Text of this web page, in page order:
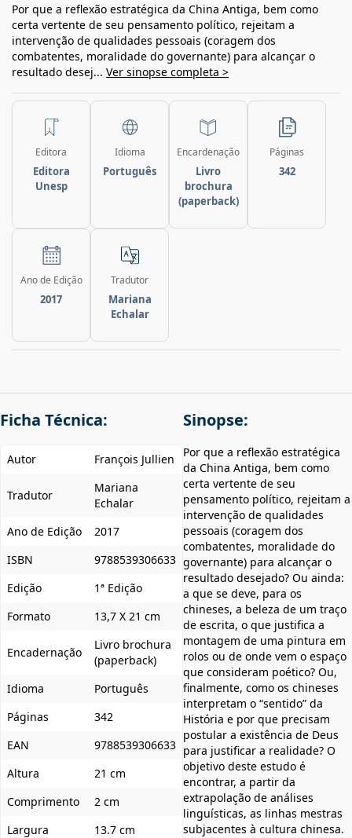
Por que a reflexão estratégica da China Antiga, bem como
certa vertente de seu pensamento político, rejeitam a
intervenção de qualidades pessoais (coragem dos
combatentes, moralidade do governante) para alcançar o
resultado desej... Ver sinopse completa >
Editora
Editora
Unesp
Idioma
Português
Encardenação
Livro
brochura
(paperback)
Páginas
342
Ano de Edição
2017
Tradutor
Mariana
Echalar
Ficha Técnica:
Autor François Jullien
Tradutor
Mariana
Echalar
Ano de Edição
2017
ISBN
9788539306633
Edição
1ª Edição
Formato
13,7 X 21 cm
Encadernação
Livro brochura
(paperback)
Idioma
Português
Páginas
342
EAN
9788539306633
Altura
21 cm
Comprimento
2 cm
Largura
13.7 cm
Sinopse:
Por que a reflexão estratégica
da China Antiga, bem como
certa vertente de seu
pensamento político, rejeitam a
intervenção de qualidades
pessoais (coragem dos
combatentes, moralidade do
governante) para alcançar o
resultado desejado? Ou ainda:
a que se deve, para os
chineses, a beleza de um traço
de escrita, o que justifica a
montagem de uma pintura em
rolos ou de onde vem o espaço
que consideram poético? Ou,
finalmente, como os chineses
interpretam o “sentido” da
História e por que precisam
postular a existência de Deus
para justificar a realidade? O
objetivo deste estudo é
encontrar, a partir da
extrapolação de análises
linguísticas, as linhas mestras
subjacentes à cultura chinesa.